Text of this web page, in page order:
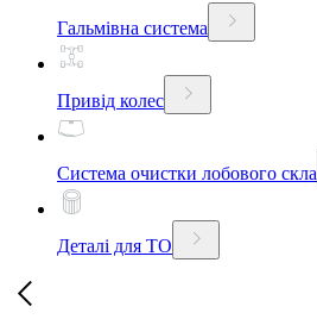
Гальмівна система
Привід колес
Система очистки лобового скла
Деталі для ТО